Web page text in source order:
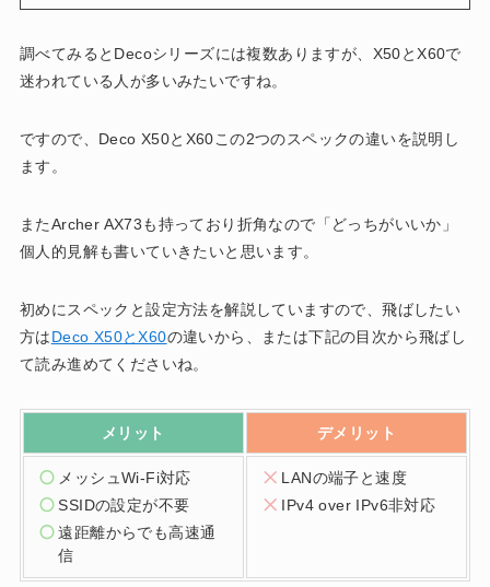
調べてみるとDecoシリーズには複数ありますが、X50とX60で
迷われている人が多いみたいですね。
ですので、Deco X50とX60この2つのスペックの違いを説明し
ます。
またArcher AX73も持っており折角なので「どっちがいいか」
個人的見解も書いていきたいと思います。
初めにスペックと設定方法を解説していますので、飛ばしたい
方はDeco X50とX60の違いから、または下記の目次から飛ばし
て読み進めてくださいね。
メリット デメリット
メッシュWi-Fi対応
SSIDの設定が不要
遠距離からでも高速通
信
LANの端子と速度
IPv4 over IPv6非対応